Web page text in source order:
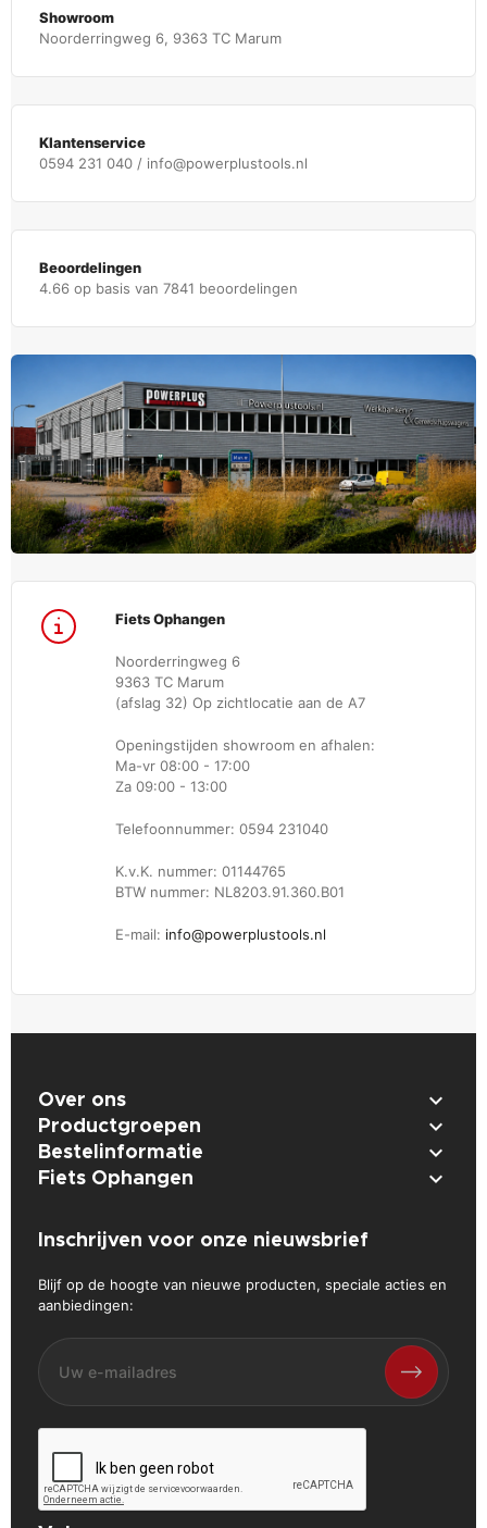
Showroom
Noorderringweg 6, 9363 TC Marum
Klantenservice
0594 231 040 / info@powerplustools.nl
Beoordelingen
4.66 op basis van 7841 beoordelingen
Fiets Ophangen
Noorderringweg 6
9363 TC Marum
(afslag 32) Op zichtlocatie aan de A7
Openingstijden showroom en afhalen:
Ma-vr 08:00 - 17:00
Za 09:00 - 13:00
Telefoonnummer: 0594 231040
K.v.K. nummer: 01144765
BTW nummer: NL8203.91.360.B01
E-mail: info@powerplustools.nl
Over ons 
Productgroepen 
Bestelinformatie 
Fiets Ophangen 
Inschrijven voor onze nieuwsbrief
Blijf op de hoogte van nieuwe producten, speciale acties en
aanbiedingen: